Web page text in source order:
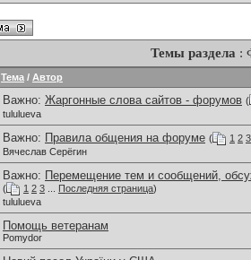
Темы раздела :
Тема / Автор
Важно: Жаргонные слова сайтов - форумов (
tululueva
Важно: Правила общения на форуме ( 1 2 3
Вячеслав Серёгин
Важно: Перемещение тем и сообщений,
( 1 2 3 Последняя страница)
tululueva
Помощь ветеранам
Pomydor